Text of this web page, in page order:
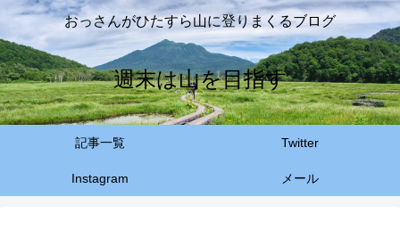
おっさんがひたすら山に登りまくるブログ
週末は山を目指す
記事一覧 Twitter
Instagram メール